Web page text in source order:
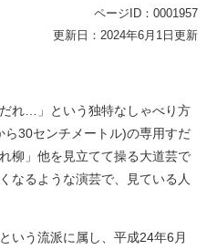
ページID：0001957
更新日：2024年6月1日更新
れ…」という独特なしゃべり方
30センチメートル)の専用すだ
柳」他を見立てて操る大道芸で
なるような演芸で、見ている人
いう流派に属し、平成24年6月